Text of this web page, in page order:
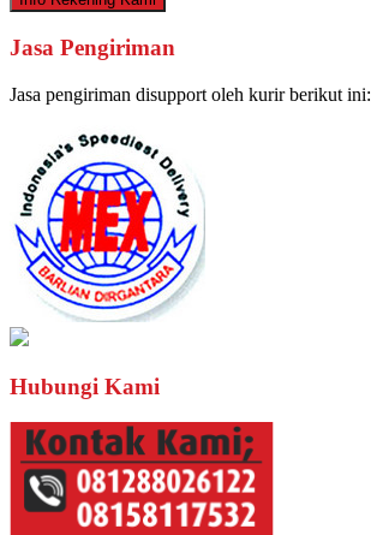
Jasa Pengiriman
Jasa pengiriman disupport oleh kurir berikut ini:
Hubungi Kami